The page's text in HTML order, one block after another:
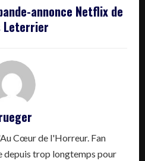
annonce Netflix de
Leterrier
Cœur de l'Horreur. Fan
depuis trop longtemps pour